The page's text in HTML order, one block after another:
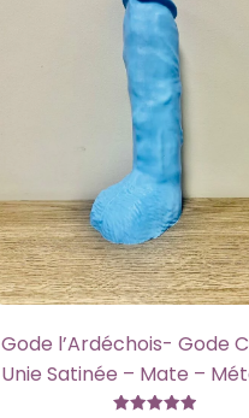
Gode l’Ardéchois- Gode
Unie Satinée – Mate –